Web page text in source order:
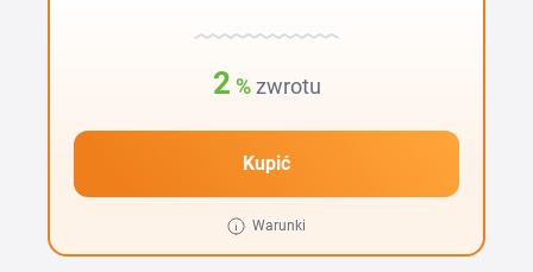
2 % zwrotu
Kupić
Warunki